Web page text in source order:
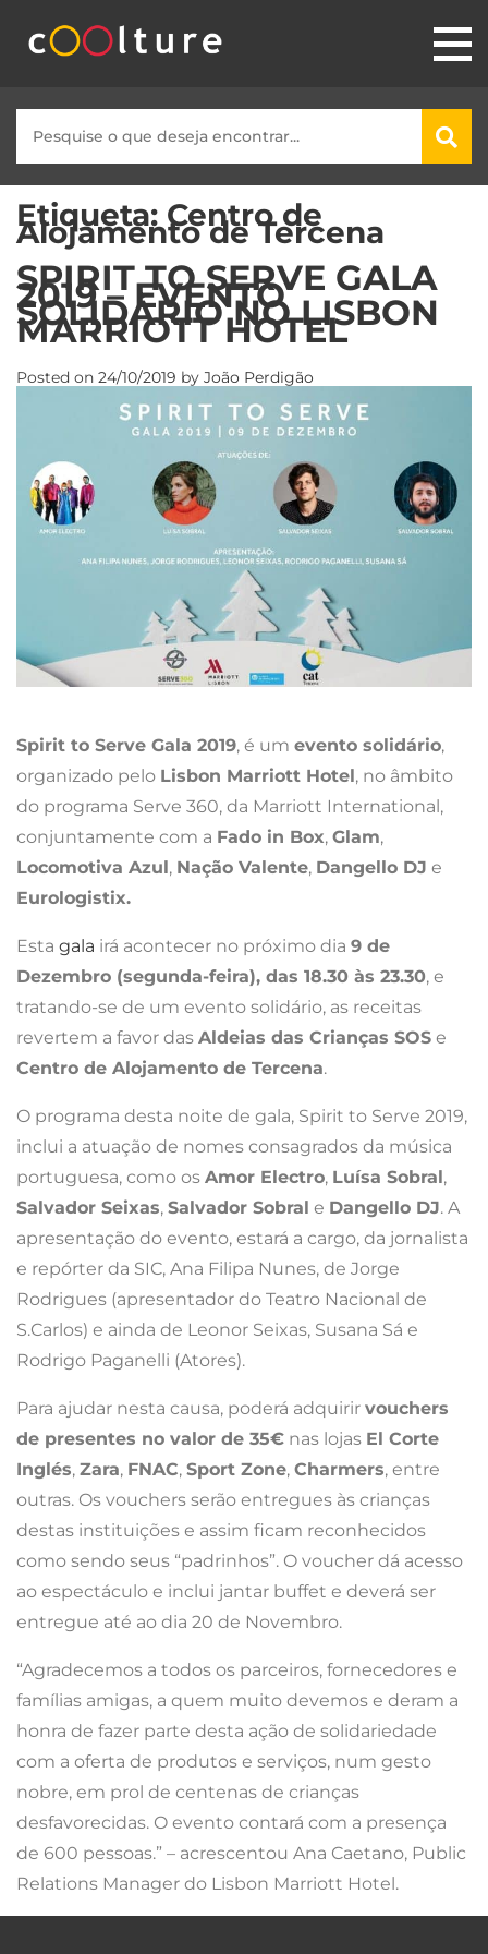
Etiqueta: Centro de
Alojamento de Tercena
SPIRIT TO SERVE GALA
2019 – EVENTO
SOLIDÁRIO NO LISBON
MARRIOTT HOTEL
Posted on 24/10/2019 by João Perdigão
Spirit to Serve Gala 2019, é um evento solidário,
organizado pelo Lisbon Marriott Hotel, no âmbito
do programa Serve 360, da Marriott International,
conjuntamente com a Fado in Box, Glam,
Locomotiva Azul, Nação Valente, Dangello DJ e
Eurologistix.
Esta gala irá acontecer no próximo dia 9 de
Dezembro (segunda-feira), das 18.30 às 23.30, e
tratando-se de um evento solidário, as receitas
revertem a favor das Aldeias das Crianças SOS e
Centro de Alojamento de Tercena.
O programa desta noite de gala, Spirit to Serve 2019,
inclui a atuação de nomes consagrados da música
portuguesa, como os Amor Electro, Luísa Sobral,
Salvador Seixas, Salvador Sobral e Dangello DJ. A
apresentação do evento, estará a cargo, da jornalista
e repórter da SIC, Ana Filipa Nunes, de Jorge
Rodrigues (apresentador do Teatro Nacional de
S.Carlos) e ainda de Leonor Seixas, Susana Sá e
Rodrigo Paganelli (Atores).
Para ajudar nesta causa, poderá adquirir vouchers
de presentes no valor de 35€ nas lojas El Corte
Inglés, Zara, FNAC, Sport Zone, Charmers, entre
outras. Os vouchers serão entregues às crianças
destas instituições e assim ficam reconhecidos
como sendo seus “padrinhos”. O voucher dá acesso
ao espectáculo e inclui jantar buffet e deverá ser
entregue até ao dia 20 de Novembro.
“Agradecemos a todos os parceiros, fornecedores e
famílias amigas, a quem muito devemos e deram a
honra de fazer parte desta ação de solidariedade
com a oferta de produtos e serviços, num gesto
nobre, em prol de centenas de crianças
desfavorecidas. O evento contará com a presença
de 600 pessoas.” – acrescentou Ana Caetano, Public
Relations Manager do Lisbon Marriott Hotel.